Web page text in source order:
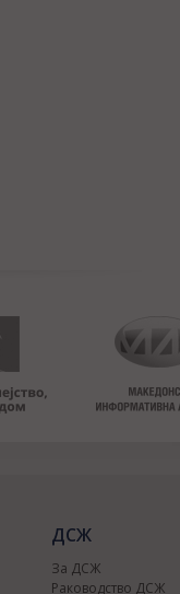
ДСЖ
За ДСЖ
Раководство ДСЖ